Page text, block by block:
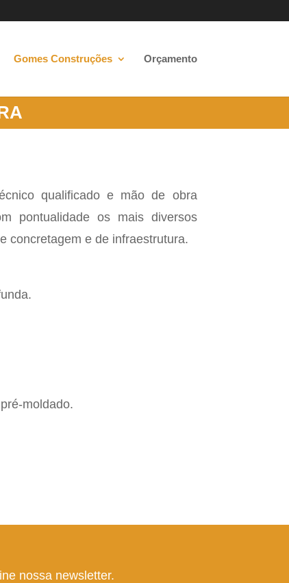
Gomes Construções Orçamento
qualificado e mão de obra
pontualidade os mais diversos
concretagem e de infraestrutura.
moldado.
nossa newsletter.